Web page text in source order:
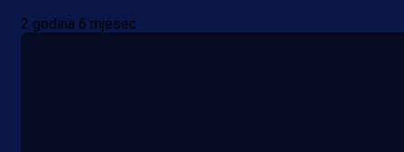
2 godina 6 mjesec